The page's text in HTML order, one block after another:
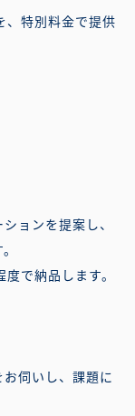
、特別料金で提供
ョンを提案し、
で納品します。
伺いし、課題に